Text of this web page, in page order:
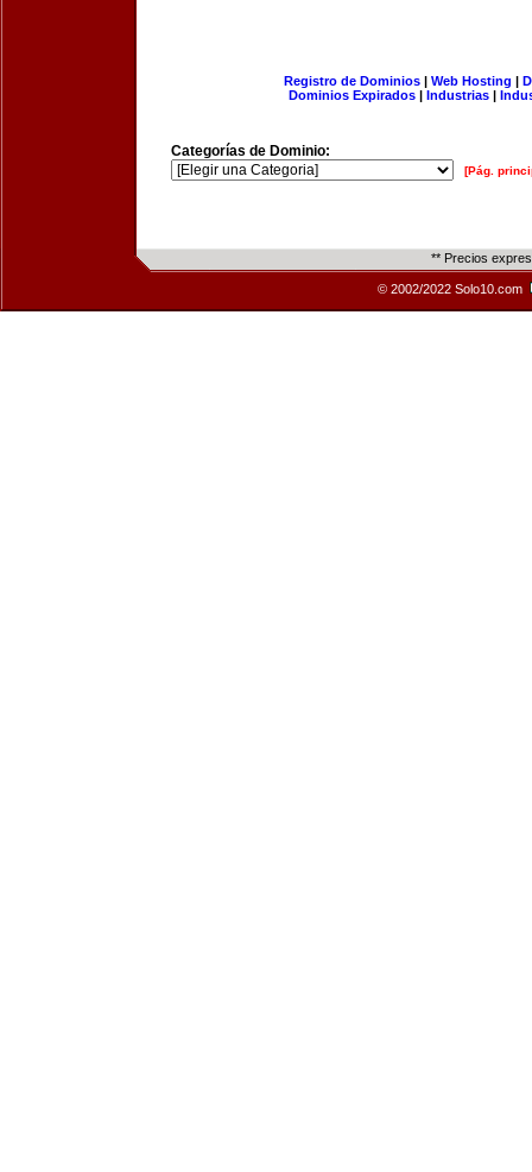
Registro de Dominios| Web Hosting |
Dominios Expirados | Industrias |
Categorías de Dominio:
[Pág.
** Precios
© 2002/2022 Solo10.com